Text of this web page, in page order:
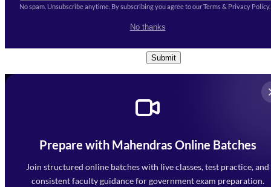
No spam. Unsubscribe anytime. By subscribing you agree to our Terms & Privacy Policy.
No thanks
Conditions
Submit
Prepare with Mahendras Online Batches
Join structured online batches with live classes, test practice, and
consistent faculty guidance for government exam preparation.
Mahendra Arcade, CP-9, Vijayant Khand, Gomti Nagar,
Faizabad Road, Lucknow - 226010
7052477777